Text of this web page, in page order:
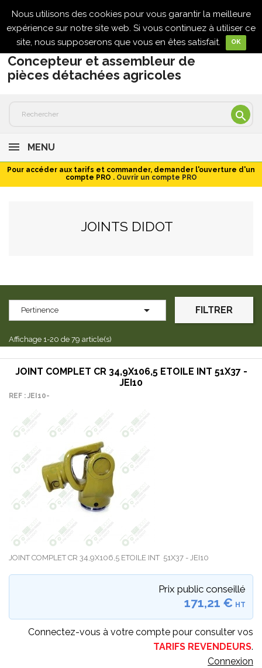
Nous utilisons des cookies pour vous garantir la meilleure
expérience sur notre site web. Si vous continuez à utiliser ce
site, nous supposerons que vous en êtes satisfait.
OK

Concepteur et assembleur de
pièces détachées agricoles

MENU
Pour accéder aux tarifs et commander, demander l'ouverture d'un
compte PRO .Ouvrir un compte PRO
JOINTS DIDOT
Pertinence  FILTRER
Affichage 1-20 de 79 article(s)
JOINT COMPLET CR 34,9X106,5 ETOILE INT 51X37 -
JEI10
REF : JEI10-
JOINT COMPLET CR 34,9X106,5 ETOILE INT 51X37 - JEI10
Prix public conseillé
171,21 € HT
Connectez-vous à votre compte pour consulter vos
TARIFS REVENDEURS.
Connexion